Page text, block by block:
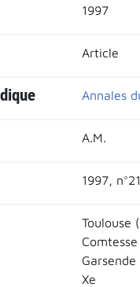
1997
Article
Annales
A.M.
1997,
Toulouse
Comtesse
Garsende
Xe